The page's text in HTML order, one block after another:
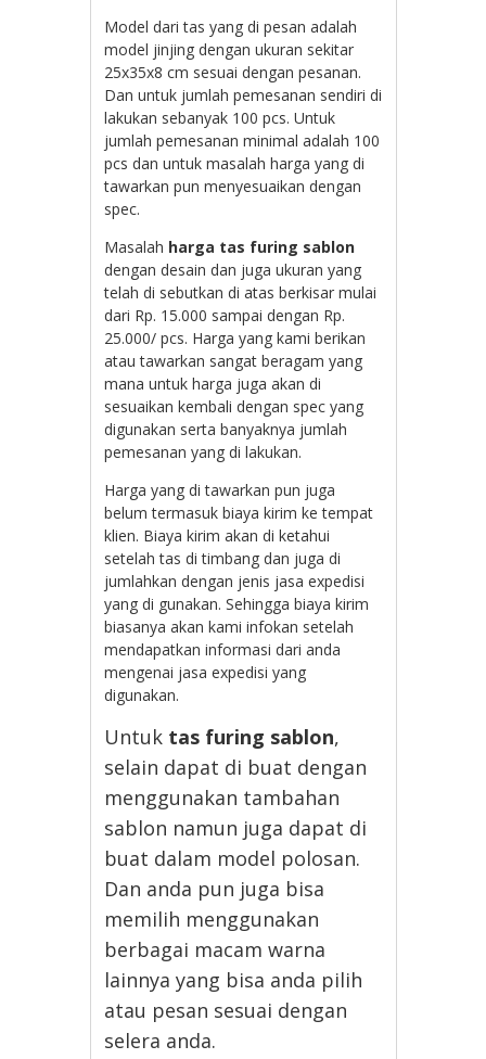
Model dari tas yang di pesan adalah
model jinjing dengan ukuran sekitar
25x35x8 cm sesuai dengan pesanan.
Dan untuk jumlah pemesanan sendiri di
lakukan sebanyak 100 pcs. Untuk
jumlah pemesanan minimal adalah 100
pcs dan untuk masalah harga yang di
tawarkan pun menyesuaikan dengan
spec.
Masalah harga tas furing sablon
dengan desain dan juga ukuran yang
telah di sebutkan di atas berkisar mulai
dari Rp. 15.000 sampai dengan Rp.
25.000/ pcs. Harga yang kami berikan
atau tawarkan sangat beragam yang
mana untuk harga juga akan di
sesuaikan kembali dengan spec yang
digunakan serta banyaknya jumlah
pemesanan yang di lakukan.
Harga yang di tawarkan pun juga
belum termasuk biaya kirim ke tempat
klien. Biaya kirim akan di ketahui
setelah tas di timbang dan juga di
jumlahkan dengan jenis jasa expedisi
yang di gunakan. Sehingga biaya kirim
biasanya akan kami infokan setelah
mendapatkan informasi dari anda
mengenai jasa expedisi yang
digunakan.
Untuk tas furing sablon,
selain dapat di buat dengan
menggunakan tambahan
sablon namun juga dapat di
buat dalam model polosan.
Dan anda pun juga bisa
memilih menggunakan
berbagai macam warna
lainnya yang bisa anda pilih
atau pesan sesuai dengan
selera anda.